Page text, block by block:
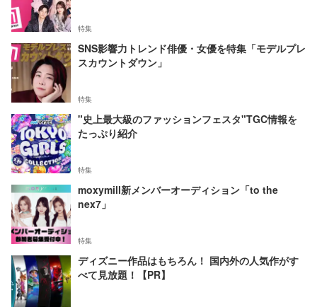
特集
SNS影響力トレンド俳優・女優を特集「モデルプレ
スカウントダウン」
特集
"史上最大級のファッションフェスタ"TGC情報を
たっぷり紹介
特集
moxymill新メンバーオーディション「to the
nex7」
特集
ディズニー作品はもちろん！ 国内外の人気作がす
べて見放題！【PR】